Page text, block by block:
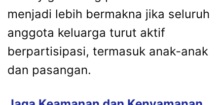
menjadi lebih bermakna jika seluruh
anggota keluarga turut aktif
berpartisipasi, termasuk anak-anak
dan pasangan.